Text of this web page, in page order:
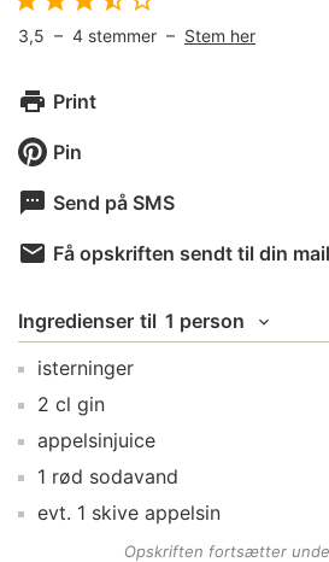
3,5 – 4 stemmer – Stem her
Print
Pin
Send på SMS
Få opskriften sendt til din mail
Ingredienser til 1 person
isterninger
2 cl gin
appelsinjuice
1 rød sodavand
evt. 1 skive appelsin
Opskriften fortsætter